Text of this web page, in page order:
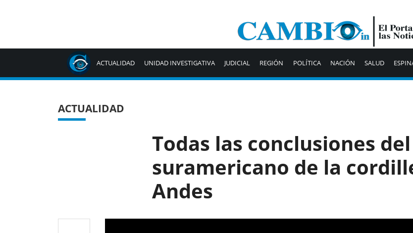
ACTUALIDAD UNIDAD INVESTIGATIVA JUDICIAL REGIÓN POLÍTICA NACIÓN SALUD
ACTUALIDAD
Todas las conclusiones del
suramericano de la
Andes